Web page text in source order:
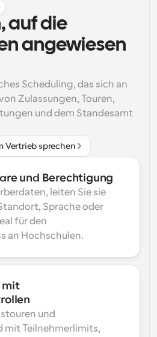
auf die
angewiesen
Scheduling, das sich an
Zulassungen, Touren,
und dem Standesamt
Vertrieb sprechen
und Berechtigung
leiten Sie sie
Sprache oder
für den
an Hochschulen.
mit
und
mit Teilnehmerlimits,